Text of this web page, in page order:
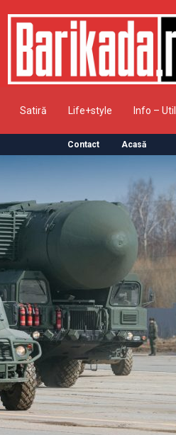
Satiră Life+style Info – Util
Contact Acasă